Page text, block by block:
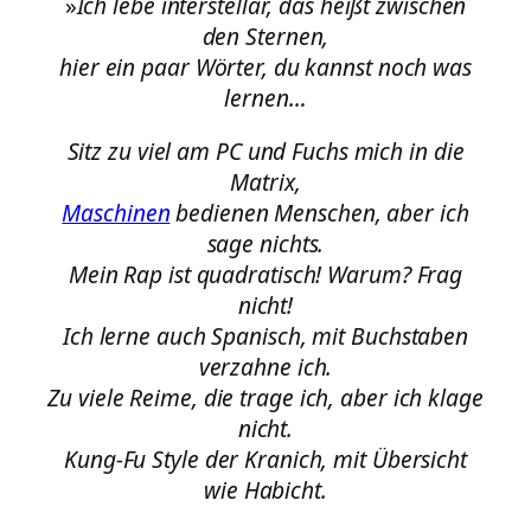
den Sternen,
hier ein paar Wörter, du kannst noch was
lernen…
Sitz zu viel am PC und Fuchs mich in die
Matrix,
Maschinenbedienen Menschen, aber ich
sage nichts.
Mein Rap ist quadratisch! Warum? Frag
nicht!
Ich lerne auch Spanisch, mit Buchstaben
verzahne ich.
Zu viele Reime, die trage ich, aber ich klage
nicht.
Kung-Fu Style der Kranich, mit Übersicht
wie Habicht.